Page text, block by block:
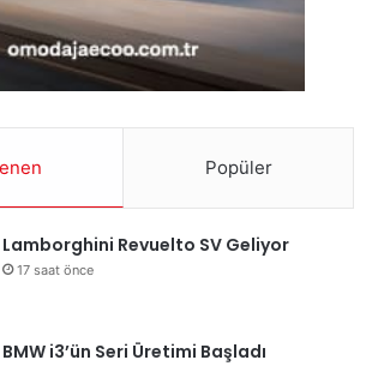
Popüler
Lamborghini Revuelto SV Geliyor
17 saat önce
BMW i3’ün Seri Üretimi Başladı